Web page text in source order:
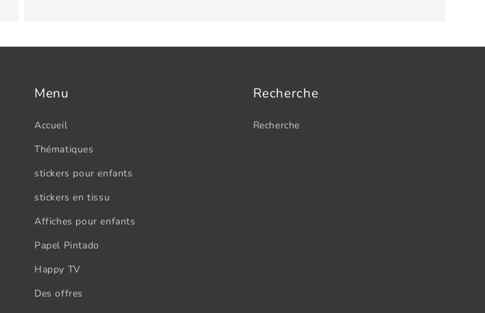
Menu
Accueil
Thématiques
stickers pour enfants
stickers en tissu
Affiches pour enfants
Papel Pintado
Happy TV
Des offres
Recherche
Recherche